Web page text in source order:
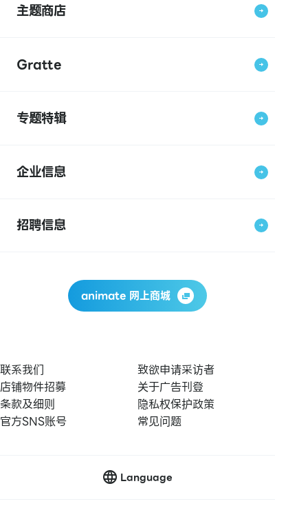
主题商店
Gratte
专题特辑
企业信息
招聘信息
animate 网上商城
联系我们
致欲申请采访者
店铺物件招募
关于广告刊登
条款及细则
隐私权保护政策
官方SNS账号
常见问题
Language